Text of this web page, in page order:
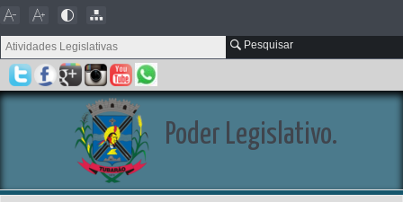
Pesquisar
Poder Legislativo.